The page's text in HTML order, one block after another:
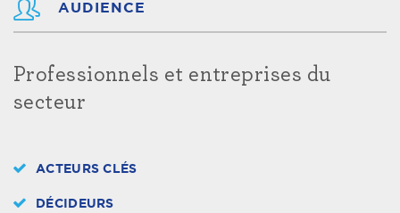
AUDIENCE
Professionnels et entreprises du
secteur
ACTEURS CLÉS
DÉCIDEURS